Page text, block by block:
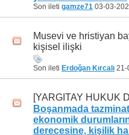
Son ileti gamze71 03-03-
Musevi ve hristiyan
kişisel ilişki
Son ileti Erdoğan Kırcalı 21-
[YARGITAY HUKUK
Boşanmada
ekonomik
derecesine, kişilik